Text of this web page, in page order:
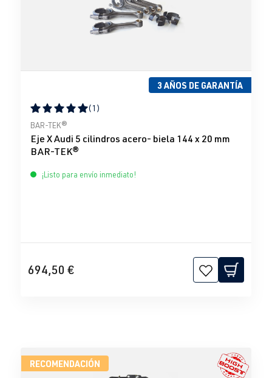
3 AÑOS DE GARANTÍA
Calificación promedio de 5 de 5 estrellas
(1)
BAR-TEK®
Eje X Audi 5 cilindros acero- biela 144 x 20 mm
BAR-TEK®
¡Listo para envío inmediato!
694,50 €
RECOMENDACIÓN